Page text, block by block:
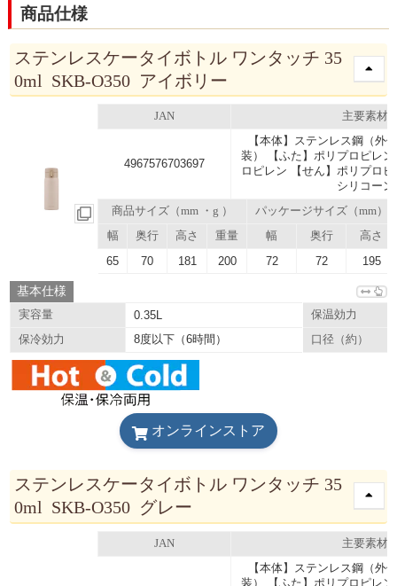
商品仕様
ステンレスケータイボトル ワンタッチ 35
0ml SKB-O350 アイボリー
JAN 主要素材
4967576703697
【本体】ステンレス鋼（外
装） 【ふた】ポリプロピレ
ロピレン 【せん】ポリプロ
シリコーン
商品サイズ（mm ・g ）
パッケージサイズ（mm）
幅
奥行 高さ 重量 幅 奥行 高さ
65 70 181 200 72 72 195
基本仕様
実容量 0.35L
保温効力
保冷効力
8度以下（6時間） 口径（約）
オンラインストア
ステンレスケータイボトル ワンタッチ 35
0ml SKB-O350 グレー
JAN 主要素材
【本体】ステンレス鋼（外
装） 【ふた】ポリプロピレ